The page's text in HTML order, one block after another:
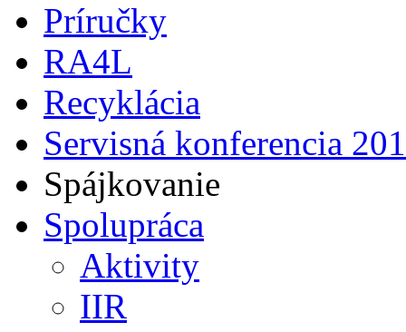
Príručky
RA4L
Recyklácia
Servisná konferencia
Spájkovanie
Spolupráca
Aktivity
IIR